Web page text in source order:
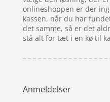
onlineshoppen er der
kassen, når du har
det samme, så er det
stå alt for tæt i en kø til
Anmeldelser